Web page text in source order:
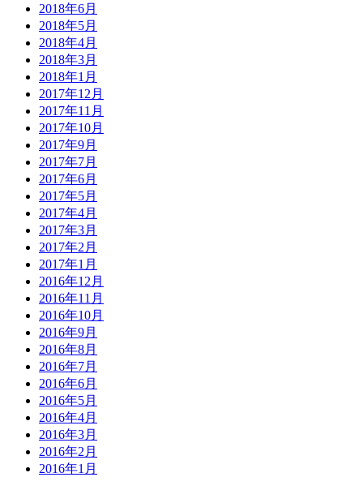
2018年6月
2018年5月
2018年4月
2018年3月
2018年1月
2017年12月
2017年11月
2017年10月
2017年9月
2017年7月
2017年6月
2017年5月
2017年4月
2017年3月
2017年2月
2017年1月
2016年12月
2016年11月
2016年10月
2016年9月
2016年8月
2016年7月
2016年6月
2016年5月
2016年4月
2016年3月
2016年2月
2016年1月